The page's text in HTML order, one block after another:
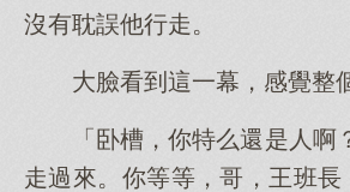
沒有耽誤他行走。
大臉看到這一幕，感覺整
「卧槽，你特么還是人
走過來。你等等，哥，王班長